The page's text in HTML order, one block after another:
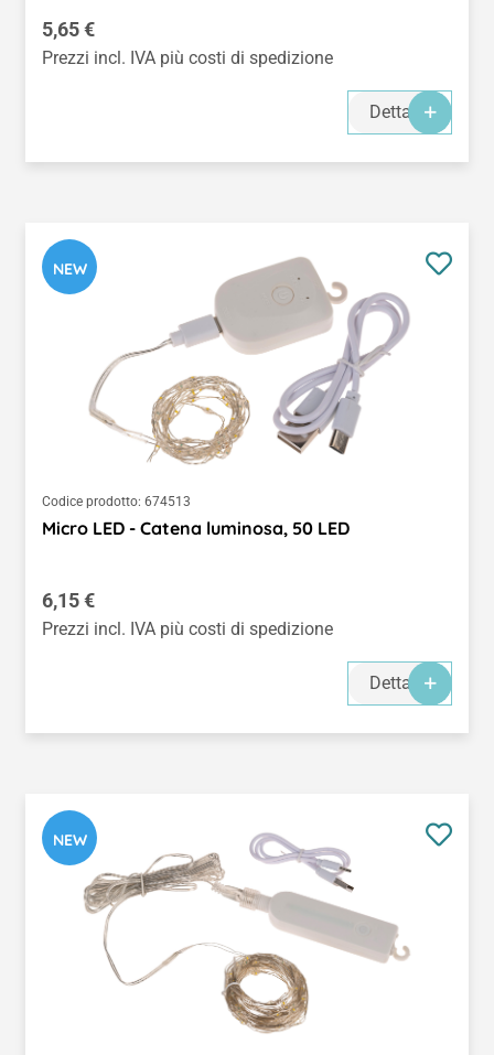
Prezzo normale:
5,65 €
Prezzi incl. IVA più costi di spedizione
Dettagli
NEW
Codice prodotto: 674513
Micro LED - Catena luminosa, 50 LED
Prezzo normale:
6,15 €
Prezzi incl. IVA più costi di spedizione
Dettagli
NEW